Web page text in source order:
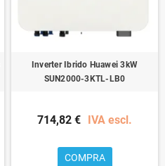
Inverter Ibrido Huawei 3kW
SUN2000-3KTL-LB0
714,82 € IVA escl.
COMPRA